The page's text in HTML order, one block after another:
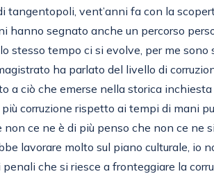
tangentopoli, vent’anni fa con la
hanno segnato anche un percorso
stesso tempo ci si evolve, per me
ha parlato del livello di
a ciò che emerse nella storica inchiesta
più corruzione rispetto ai tempi di mani
non ce ne è di più penso che non ce ne
lavorare molto sul piano culturale, io
che si riesce a fronteggiare la